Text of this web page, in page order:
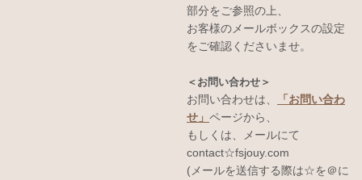
部分をご参照の上、
お客様のメールボックスの設定
をご確認くださいませ。
＜お問い合わせ＞
お問い合わせは、
「お問い合わ
せ」 ページから、
もしくは、メールにて
contact☆fsjouy.com
(メールを送信する際は☆を＠に